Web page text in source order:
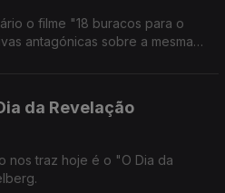
o filme "18 buracos para o
antagónicas sobre a mesma
da Revelação
nos traz hoje é o "O Dia da